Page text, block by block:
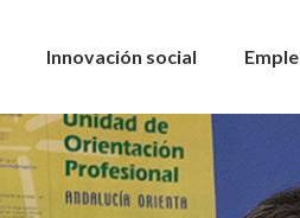
Innovación social